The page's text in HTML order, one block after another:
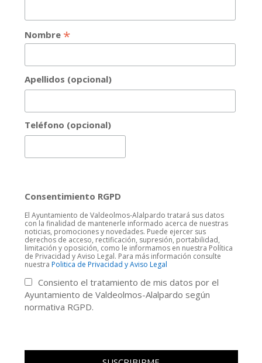
Nombre *
Apellidos (opcional)
Teléfono (opcional)
Consentimiento RGPD
El Ayuntamiento de Valdeolmos-Alalpardo tratará sus datos
con la finalidad de mantenerle informado acerca de nuestras
noticias, promociones y novedades. Puede ejercer sus
derechos de acceso, rectificación, supresión, portabilidad,
limitación y oposición, como le informamos en nuestra Política
de Privacidad y Aviso Legal. Para más información consulte
nuestra Politica de Privacidad y Aviso Legal
Consiento el tratamiento de mis datos por el
Ayuntamiento de Valdeolmos-Alalpardo según
normativa RGPD.